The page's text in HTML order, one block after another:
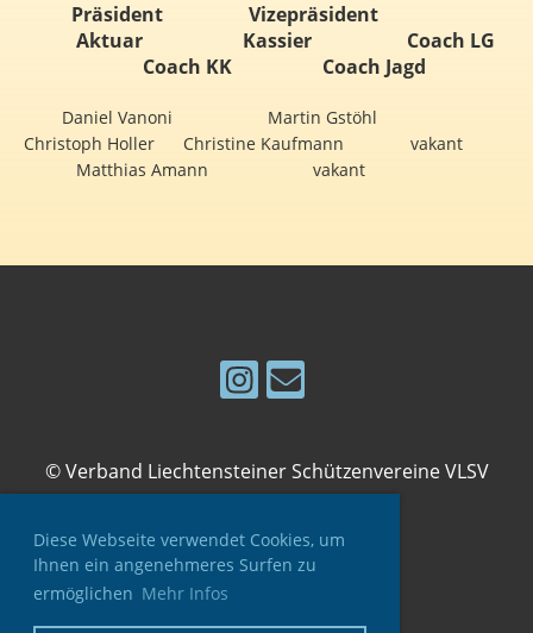
Diese Webseite verwendet Cookies, um
Ihnen ein angenehmeres Surfen zu
ermöglichen Mehr Infos
Präsident Vizepräsident
Aktuar Kassier Coach LG
Coach KK Coach Jagd
Daniel Vanoni Martin Gstöhl
Christoph Holler Christine Kaufmann vakant
Matthias Amann vakant
© Verband Liechtensteiner Schützenvereine VLSV
Impressum
Datenschutz